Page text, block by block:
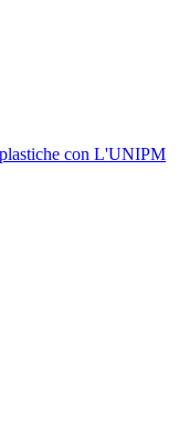
con L'UNIPM